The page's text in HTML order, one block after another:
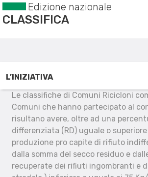
Edizione nazionale
CLASSIFICA
L’INIZIATIVA
Le classifiche di Comuni Ricicloni
Comuni che hanno partecipato al
risultano avere, oltre ad una
differenziata (RD) uguale o superiore
produzione pro capite di rifiuto
dalla somma del secco residuo e
recuperate dei rifiuti ingombranti e